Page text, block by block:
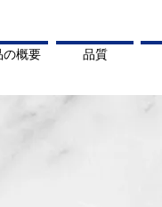
の概要 品質